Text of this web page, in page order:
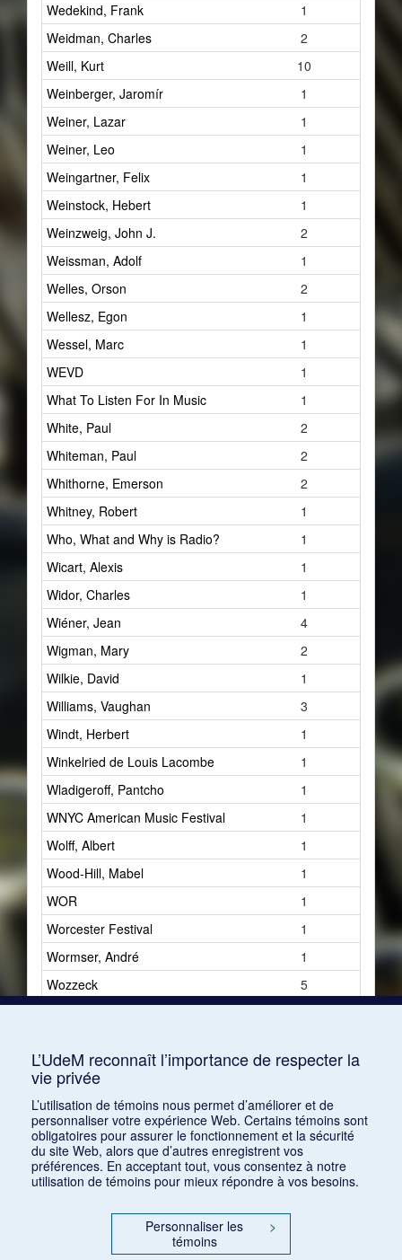
Wedekind, Frank
1
Weidman, Charles
2
Weill, Kurt
10
Weinberger, Jaromír
1
Weiner, Lazar
1
Weiner, Leo
1
Weingartner, Felix
1
Weinstock, Hebert
1
Weinzweig, John J.
2
Weissman, Adolf
1
Welles, Orson
2
Wellesz, Egon
1
Wessel, Marc
1
WEVD
1
What To Listen For In Music
1
White, Paul
2
Whiteman, Paul
2
Whithorne, Emerson
2
Whitney, Robert
1
Who, What and Why is Radio?
1
Wicart, Alexis
1
Widor, Charles
1
Wiéner, Jean
4
Wigman, Mary
2
Wilkie, David
1
Williams, Vaughan
3
Windt, Herbert
1
Winkelried de Louis Lacombe
1
Wladigeroff, Pantcho
1
WNYC American Music Festival
1
Wolff, Albert
1
Wood-Hill, Mabel
1
WOR
1
Worcester Festival
1
Wormser, André
1
Wozzeck
5
L’UdeM reconnaît l’importance de respecter la
vie privée
L’utilisation de témoins nous permet d’améliorer et de
personnaliser votre expérience Web. Certains témoins sont
obligatoires pour assurer le fonctionnement et la sécurité
du site Web, alors que d’autres enregistrent vos
préférences. En acceptant tout, vous consentez à notre
utilisation de témoins pour mieux répondre à vos besoins.
Personnaliser les
témoins
>